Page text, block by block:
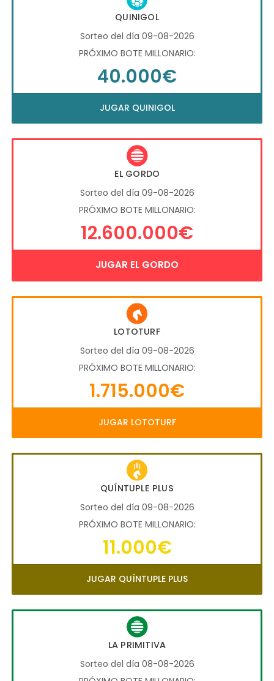
QUINIGOL
Sorteo del día 09-08-2026
PRÓXIMO BOTE MILLONARIO:
40.000€
JUGAR QUINIGOL
EL GORDO
Sorteo del día 09-08-2026
PRÓXIMO BOTE MILLONARIO:
12.600.000€
JUGAR EL GORDO
LOTOTURF
Sorteo del día 09-08-2026
PRÓXIMO BOTE MILLONARIO:
1.715.000€
JUGAR LOTOTURF
QUÍNTUPLE PLUS
Sorteo del día 09-08-2026
PRÓXIMO BOTE MILLONARIO:
11.000€
JUGAR QUÍNTUPLE PLUS
LA PRIMITIVA
Sorteo del día 08-08-2026